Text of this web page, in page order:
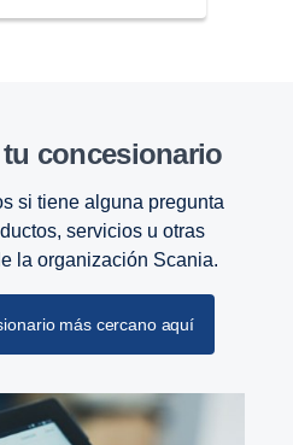
tu conce­sio­nario
si tiene alguna pregunta
servicios u otras
la organización Scania.
más cercano aquí